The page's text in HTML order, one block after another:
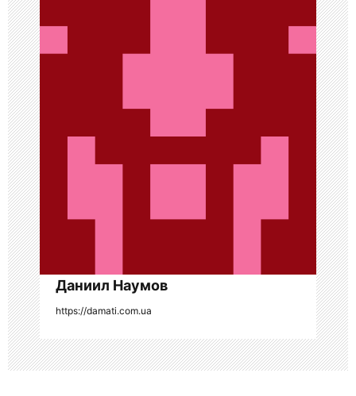
и
я
п
о
з
а
п
и
с
я
м
Даниил Наумов
https://damati.com.ua